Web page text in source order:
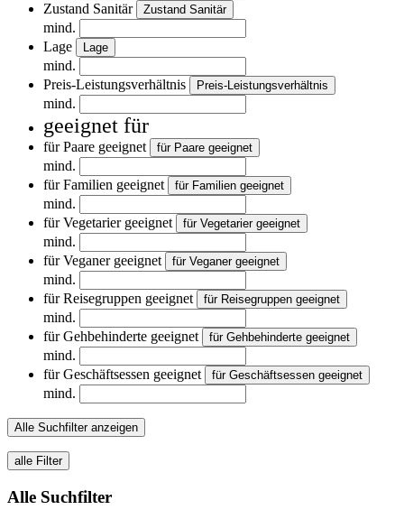
Zustand Sanitär
Zustand Sanitär
mind.
Lage
Lage
mind.
Preis-Leistungsverhältnis
Preis-Leistungsverhältnis
mind.
geeignet für
für Paare geeignet für Paare geeignet
mind.
für Familien geeignet
für Familien geeignet
mind.
für Vegetarier geeignet
für Vegetarier geeignet
mind.
für Veganer geeignet
für Veganer geeignet
mind.
für Reisegruppen geeignet
für Reisegruppen geeignet
mind.
für Gehbehinderte geeignet
für Gehbehinderte geeignet
mind.
für Geschäftsessen geeignet
für Geschäftsessen geeignet
mind.
Alle Suchfilter anzeigen
alle Filter
Alle Suchfilter